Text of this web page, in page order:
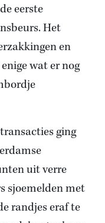
eerste
Het
en
wat er nog
ging
uit verre
sjoemelden met
randjes eraf te